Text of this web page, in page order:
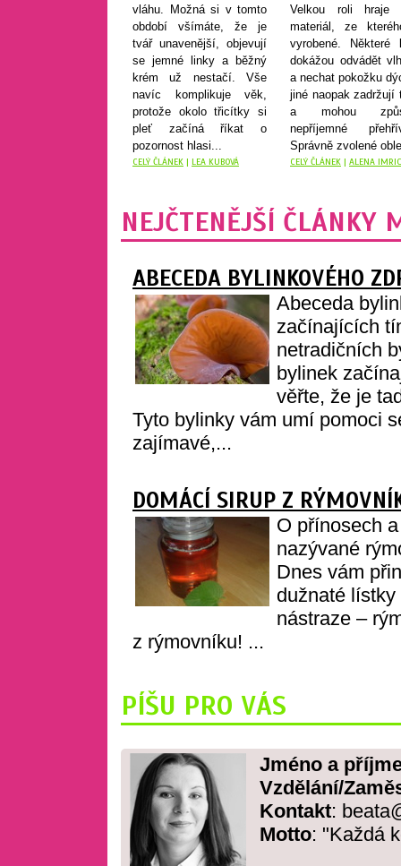
vláhu. Možná si v tomto
období všímáte, že je
tvář unavenější, objevují
se jemné linky a běžný
krém už nestačí. Vše
navíc komplikuje věk,
protože okolo třicítky si
pleť začíná říkat o
pozornost hlasi...
CELÝ ČLÁNEK | LEA KUBOVÁ
Velkou roli hraje
materiál, ze
vyrobené. Některé
dokážou odvádět
a nechat pokožku
jiné naopak zadržují
a mohou
nepříjemné
Správně zvolené
CELÝ ČLÁNEK | ALENA
NEJČTENĚJŠÍ ČLÁNKY
ABECEDA BYLINKOVÉHO
Abeceda
začínajících
netradičních
bylinek
věřte, že je
Tyto bylinky vám umí pomoci
zajímavé,...
DOMÁCÍ SIRUP Z
O přínosech
nazývané
Dnes vám
dužnaté
nástraze –
z rýmovníku! ...
PÍŠU PRO VÁS
Jméno a
Vzdělání/
Kontakt:
Motto: "Každá